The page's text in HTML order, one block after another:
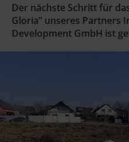
Der nächste Schritt für
Gloria” unseres Partners
Development GmbH ist